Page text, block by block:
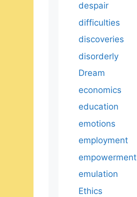
despair
difficulties
discoveries
disorderly
Dream
economics
education
emotions
employment
empowerment
emulation
Ethics